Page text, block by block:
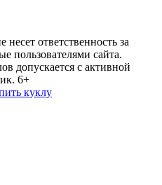
ответственность за
пользователями сайта.
допускается с активной
6+
куклу